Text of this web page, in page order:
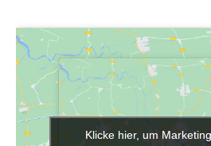
Klicke hier, um
Klicke hier, um